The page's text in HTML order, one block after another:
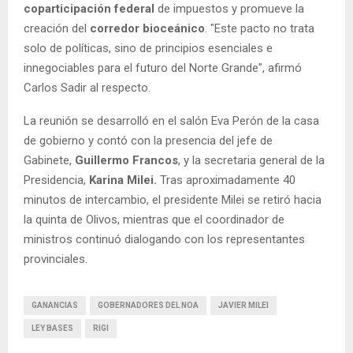
coparticipación federal de impuestos y promueve la
creación del corredor bioceánico . "Este pacto no trata
solo de políticas, sino de principios esenciales e
innegociables para el futuro del Norte Grande", afirmó
Carlos Sadir al respecto.
La reunión se desarrolló en el salón Eva Perón de la casa
de gobierno y contó con la presencia del jefe de
Gabinete, Guillermo Francos, y la secretaria general de la
Presidencia, Karina Milei. Tras aproximadamente 40
minutos de intercambio, el presidente Milei se retiró hacia
la quinta de Olivos, mientras que el coordinador de
ministros continuó dialogando con los representantes
provinciales.
GANANCIAS GOBERNADORES DEL NOA JAVIER MILEI
LEY BASES RIGI